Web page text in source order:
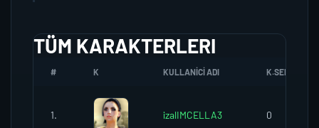
TÜM KARAKTERLERI
# K KULLANICI ADI K.SEREFI
1. izalIMCELLA3 0